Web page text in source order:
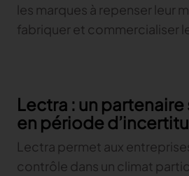
les marques à repenser leur
fabriquer et commercialiser
Lectra : un
en période
Lectra permet aux
contrôle dans un climat